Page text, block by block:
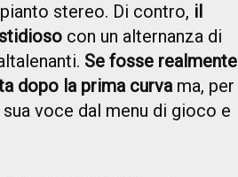
stereo. Di contro, il
con un alternanza di
Se fosse realmente
dopo la prima curvama, per
voce dal menu di gioco e